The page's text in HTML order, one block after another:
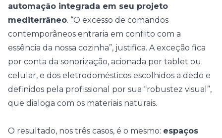
automação integrada em seu projeto
mediterrâneo. “O excesso de comandos
contemporâneos entraria em conflito com a
essência da nossa cozinha”, justifica. A exceção fica
por conta da sonorização, acionada por tablet ou
celular, e dos eletrodomésticos escolhidos a dedo e
definidos pela profissional por sua “robustez visual”,
que dialoga com os materiais naturais.
O resultado, nos três casos, é o mesmo: espaços